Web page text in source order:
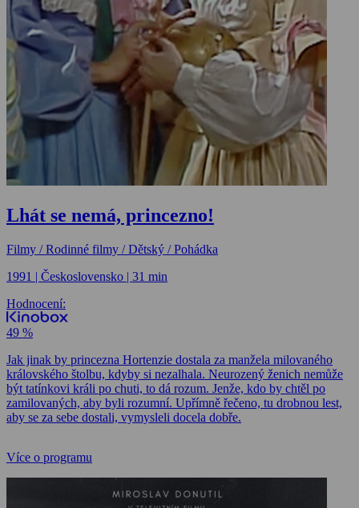
Lhát se nemá, princezno!
Filmy / Rodinné filmy / Dětský / Pohádka
1991 | Československo | 31 min
Hodnocení:
49 %
Jak jinak by princezna Hortenzie dostala za manžela milovaného
královského štolbu, kdyby si nezalhala. Neurozený ženich nemůže
být tatínkovi králi po chuti, to dá rozum. Jenže, kdo by chtěl po
zamilovaných, aby byli rozumní. Upřímně řečeno, tu drobnou lest,
aby se za sebe dostali, vymysleli docela dobře.
Více o programu